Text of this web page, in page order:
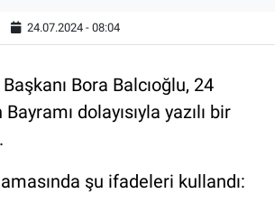
24.07.2024 - 08:04
Bora Balcıoğlu, 24
dolayısıyla yazılı bir
şu ifadeleri kullandı: